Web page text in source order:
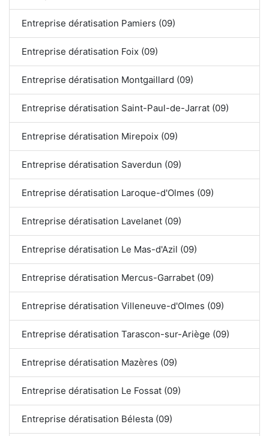
Entreprise dératisation Pamiers (09)
Entreprise dératisation Foix (09)
Entreprise dératisation Montgaillard (09)
Entreprise dératisation Saint-Paul-de-Jarrat (09)
Entreprise dératisation Mirepoix (09)
Entreprise dératisation Saverdun (09)
Entreprise dératisation Laroque-d'Olmes (09)
Entreprise dératisation Lavelanet (09)
Entreprise dératisation Le Mas-d'Azil (09)
Entreprise dératisation Mercus-Garrabet (09)
Entreprise dératisation Villeneuve-d'Olmes (09)
Entreprise dératisation Tarascon-sur-Ariège (09)
Entreprise dératisation Mazères (09)
Entreprise dératisation Le Fossat (09)
Entreprise dératisation Bélesta (09)